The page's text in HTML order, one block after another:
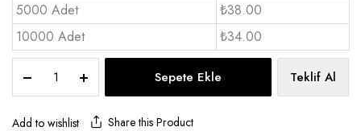
5000 Adet
₺38.00
10000 Adet
₺34.00
Bebek
Var
İkazı
Sepete Ekle Teklif Al
Add to wishlist Share this Product